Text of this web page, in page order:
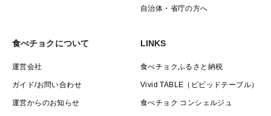
自治体・省庁の方へ
食べチョクについて
運営会社
ガイド/お問い合わせ
運営からのお知らせ
LINKS
食べチョクふるさと納税
Vivid TABLE（ビビッドテーブル）
食べチョク コンシェルジュ